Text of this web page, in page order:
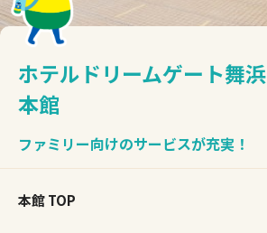
ホテルドリームゲート舞浜
本館
ファミリー向けのサービスが充実！
本館 TOP